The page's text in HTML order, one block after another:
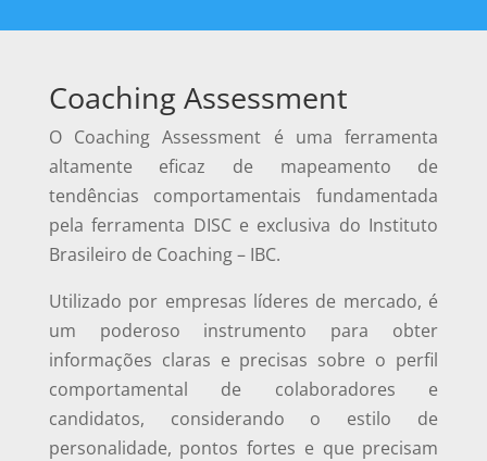
Coaching Assessment
O Coaching Assessment é uma ferramenta
altamente eficaz de mapeamento de
tendências comportamentais fundamentada
pela ferramenta DISC e exclusiva do Instituto
Brasileiro de Coaching – IBC.
Utilizado por empresas líderes de mercado, é
um poderoso instrumento para obter
informações claras e precisas sobre o perfil
comportamental de colaboradores e
candidatos, considerando o estilo de
personalidade, pontos fortes e que precisam